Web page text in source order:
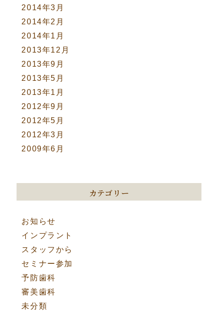
2014年3月
2014年2月
2014年1月
2013年12月
2013年9月
2013年5月
2013年1月
2012年9月
2012年5月
2012年3月
2009年6月
カテゴリー
お知らせ
インプラント
スタッフから
セミナー参加
予防歯科
審美歯科
未分類